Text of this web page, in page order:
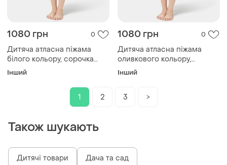
1080 грн 0
Дитяча атласна піжама
білого кольору, сорочка
шорти, розміри (80–152) 128
Інший
1080 грн 0
Дитяча атласна піжама
оливкового кольору,
сорочка шорти, розміри
Інший
1 2 3 >
Також шукають
Дитячі товари Дача та сад